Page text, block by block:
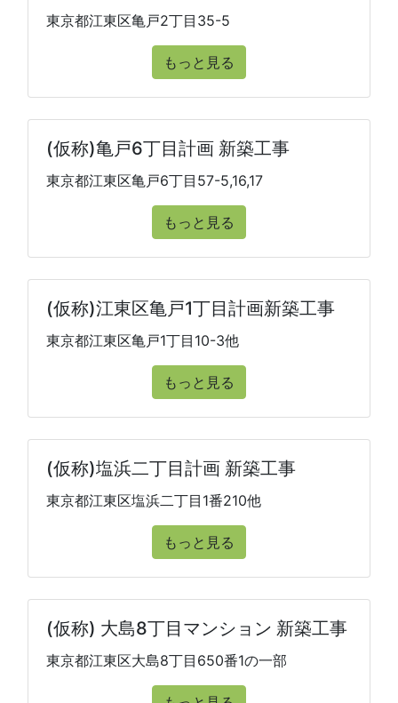
東京都江東区亀戸2丁目35-5
もっと見る
(仮称)亀戸6丁目計画 新築工事
東京都江東区亀戸6丁目57-5,16,17
もっと見る
(仮称)江東区亀戸1丁目計画新築工事
東京都江東区亀戸1丁目10-3他
もっと見る
(仮称)塩浜二丁目計画 新築工事
東京都江東区塩浜二丁目1番210他
もっと見る
(仮称) 大島8丁目マンション 新築工事
東京都江東区大島8丁目650番1の一部